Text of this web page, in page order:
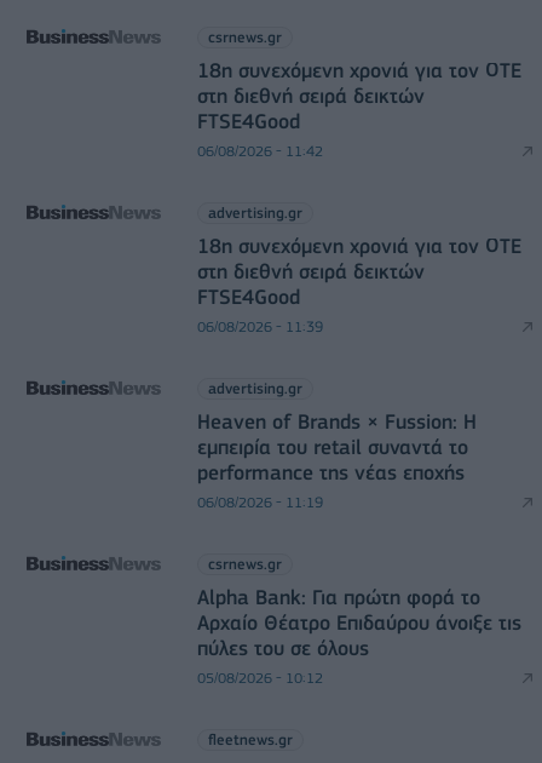
csrnews.gr
18η συνεχόμενη χρονιά για τον ΟΤΕ
στη διεθνή σειρά δεικτών
FTSE4Good
06/08/2026 - 11:42
advertising.gr
18η συνεχόμενη χρονιά για τον ΟΤΕ
στη διεθνή σειρά δεικτών
FTSE4Good
06/08/2026 - 11:39
advertising.gr
Heaven of Brands × Fussion: Η
εμπειρία του retail συναντά το
performance της νέας εποχής
06/08/2026 - 11:19
csrnews.gr
Alpha Bank: Για πρώτη φορά το
Αρχαίο Θέατρο Επιδαύρου άνοιξε τις
πύλες του σε όλους
05/08/2026 - 10:12
fleetnews.gr